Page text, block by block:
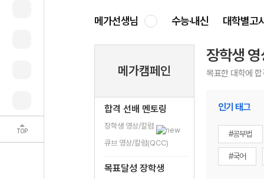
TOP
메가선생님 수능·내신 대학별고
메가캠페인
합격 선배 멘토링
장학생 영상/칼럼
큐브 영상/칼럼(QCC)
목표달성 장학생
장학생
목표한 대학에
인기 태그
#공부법
#국어